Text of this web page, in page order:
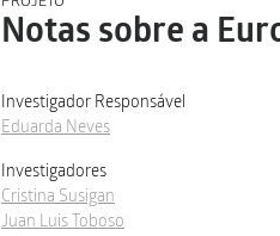
Notas sobre a
Investigador Responsável
Eduarda Neves
Investigadores
Cristina Susigan
Juan Luis Toboso